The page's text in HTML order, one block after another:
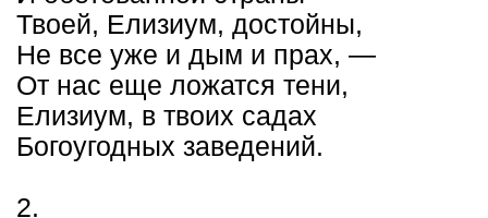
Твоей, Елизиум, достойны,
Не все уже и дым и прах, —
От нас еще ложатся тени,
Елизиум, в твоих садах
Богоугодных заведений.
2.